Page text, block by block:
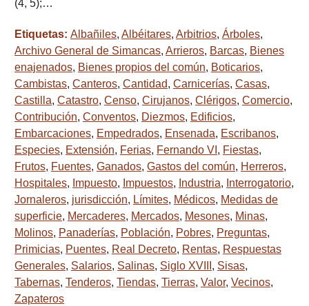
(4, 5);…
Etiquetas: Albañiles, Albéitares, Arbitrios, Árboles,
Archivo General de Simancas, Arrieros, Barcas, Bienes
enajenados, Bienes propios del común, Boticarios,
Cambistas, Canteros, Cantidad, Carnicerías, Casas,
Castilla, Catastro, Censo, Cirujanos, Clérigos, Comercio,
Contribución, Conventos, Diezmos, Edificios,
Embarcaciones, Empedrados, Ensenada, Escribanos,
Especies, Extensión, Ferias, Fernando VI , Fiestas,
Frutos, Fuentes, Ganados, Gastos del común, Herreros,
Hospitales, Impuesto, Impuestos, Industria, Interrogatorio,
Jornaleros, jurisdicción, Límites, Médicos, Medidas de
superficie, Mercaderes, Mercados, Mesones, Minas,
Molinos, Panaderías, Población, Pobres, Preguntas,
Primicias, Puentes, Real Decreto, Rentas, Respuestas
Generales, Salarios, Salinas, Siglo XVIII , Sisas,
Tabernas, Tenderos, Tiendas, Tierras, Valor, Vecinos,
Zapateros